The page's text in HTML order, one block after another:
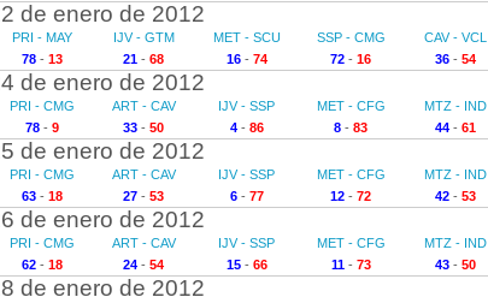
de enero de 2012
PRI - MAY
78- 13
IJV - GTM
21 - 68
MET - SCU
16- 74
SSP - CMG
72 - 16
CAV - VCL
36- 54
de enero de 2012
PRI - CMG
78- 9
ART - CAV
33 - 50
IJV - SSP
4- 86
MET - CFG
8 - 83
MTZ - IND
44- 61
de enero de 2012
PRI - CMG
63- 18
ART - CAV
27 - 53
IJV - SSP
6- 77
MET - CFG
12 - 72
MTZ - IND
42- 53
de enero de 2012
PRI - CMG
62- 18
ART - CAV
24 - 54
IJV - SSP
15- 66
MET - CFG
11- 73
MTZ - IND
43- 50
de enero de 2012